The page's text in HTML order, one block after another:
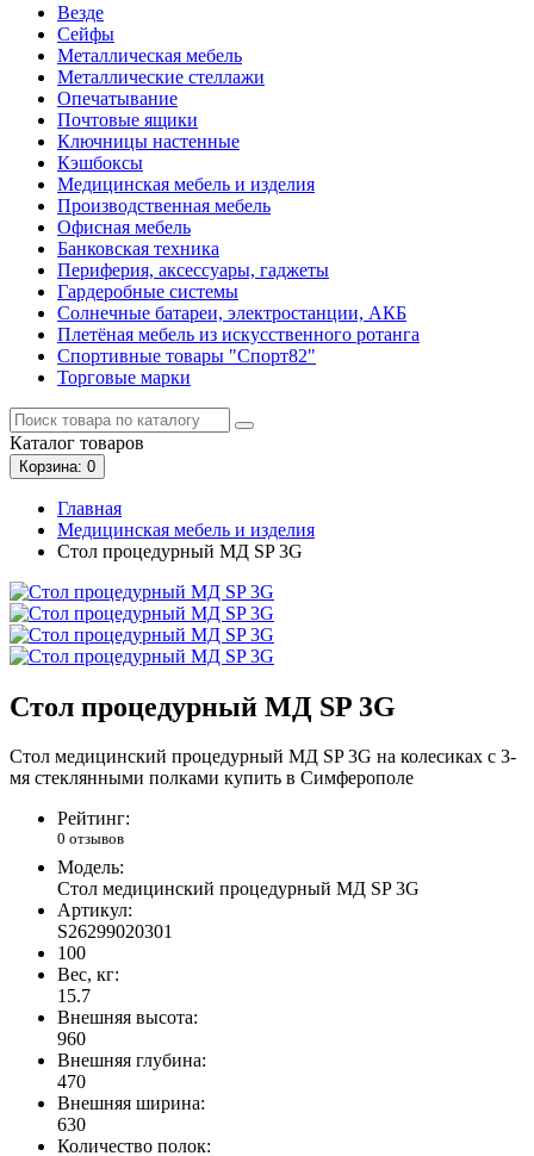
Везде
Сейфы
Металлическая мебель
Металлические стеллажи
Опечатывание
Почтовые ящики
Ключницы настенные
Кэшбоксы
Медицинская мебель и изделия
Производственная мебель
Офисная мебель
Банковская техника
Периферия, аксессуары, гаджеты
Гардеробные системы
Солнечные батареи, электростанции, АКБ
Плетёная мебель из искусственного ротанга
Спортивные товары "Спорт82"
Торговые марки
Каталог товаров
Корзина: 0
Главная
Медицинская мебель и изделия
Стол процедурный МД SP 3G
Стол процедурный МД SP 3G
Стол медицинский процедурный МД SP 3G на колесиках с 3-
мя стеклянными полками купить в Симферополе
Рейтинг:
0 отзывов
Модель:
Стол медицинский процедурный МД SP 3G
Артикул:
S26299020301
100
Вес, кг:
15.7
Внешняя высота:
960
Внешняя глубина:
470
Внешняя ширина:
630
Количество полок: